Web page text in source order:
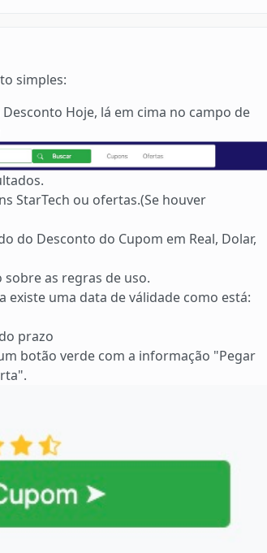
simples:
Hoje, lá em cima no campo de
StarTech ou ofertas.(Se houver
do Desconto do Cupom em Real, Dolar,
as regras de uso.
uma data de válidade como está:
prazo
botão verde com a informação "Pegar